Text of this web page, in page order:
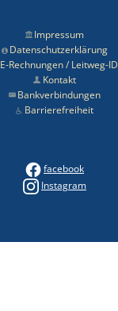
Impressum
Datenschutzerklärung
E-Rechnungen / Leitweg-ID
Kontakt
Bankverbindungen
Barrierefreiheit
facebook
Instagram